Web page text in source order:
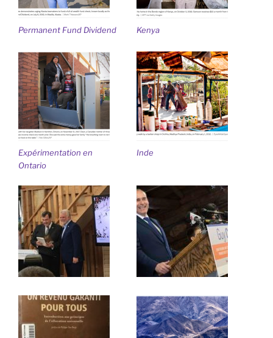
Permanent Fund Dividend Kenya
Expérimentation en
Ontario
Inde